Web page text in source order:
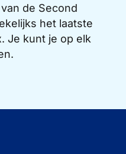
de Second
het laatste
Je kunt je op elk